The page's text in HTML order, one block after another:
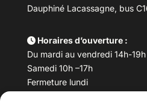
Dauphiné Lacassagne, bus
Horaires d’ouverture :
Du mardi au vendredi 14h-19h
Samedi 10h –17h
Fermeture lundi